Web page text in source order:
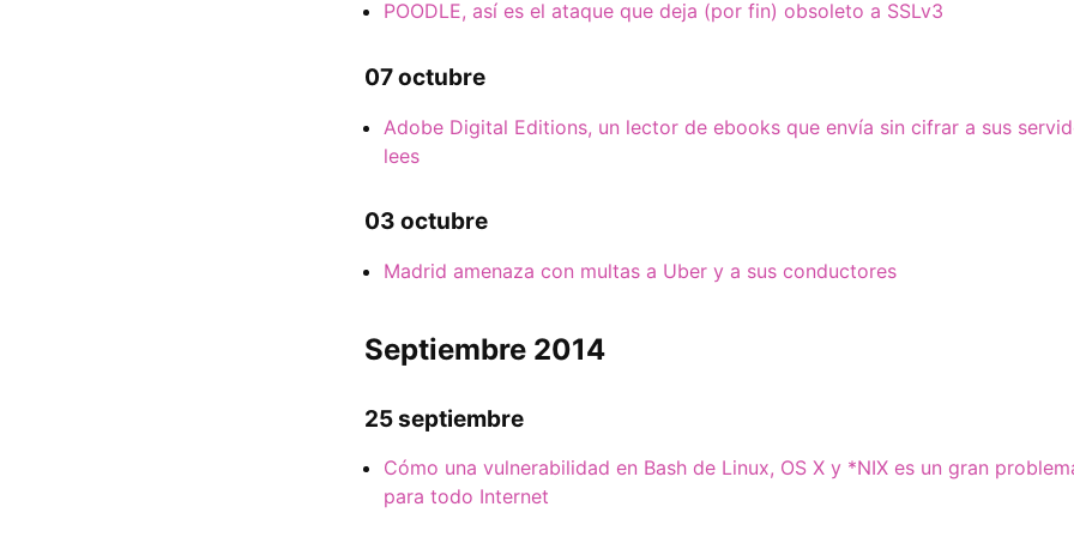
POODLE, así es el ataque que deja (por fin) obsoleto a SSLv3
07 octubre
Adobe Digital Editions, un lector de ebooks que envía sin cifrar a sus
lees
03 octubre
Madrid amenaza con multas a Uber y a sus conductores
Septiembre 2014
25 septiembre
Cómo una vulnerabilidad en Bash de Linux, OS X y *NIX es un gran
para todo Internet